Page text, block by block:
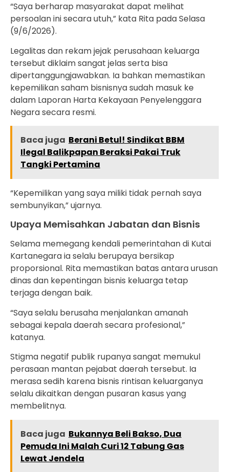
“Saya berharap masyarakat dapat melihat
persoalan ini secara utuh,” kata Rita pada Selasa
(9/6/2026).
Legalitas dan rekam jejak perusahaan keluarga
tersebut diklaim sangat jelas serta bisa
dipertanggungjawabkan. Ia bahkan memastikan
kepemilikan saham bisnisnya sudah masuk ke
dalam Laporan Harta Kekayaan Penyelenggara
Negara secara resmi.
Baca juga Berani Betul! Sindikat BBM
Ilegal Balikpapan Beraksi Pakai Truk
Tangki Pertamina
“Kepemilikan yang saya miliki tidak pernah saya
sembunyikan,” ujarnya.
Upaya Memisahkan Jabatan dan Bisnis
Selama memegang kendali pemerintahan di Kutai
Kartanegara ia selalu berupaya bersikap
proporsional. Rita memastikan batas antara urusan
dinas dan kepentingan bisnis keluarga tetap
terjaga dengan baik.
“Saya selalu berusaha menjalankan amanah
sebagai kepala daerah secara profesional,”
katanya.
Stigma negatif publik rupanya sangat memukul
perasaan mantan pejabat daerah tersebut. Ia
merasa sedih karena bisnis rintisan keluarganya
selalu dikaitkan dengan pusaran kasus yang
membelitnya.
Baca juga Bukannya Beli Bakso, Dua
Pemuda Ini Malah Curi 12 Tabung Gas
Lewat Jendela